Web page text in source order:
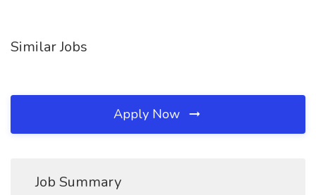
Similar Jobs
Apply Now
Job Summary